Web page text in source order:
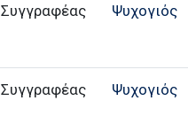
Συγγραφέας Ψυχογιός
Συγγραφέας Ψυχογιός